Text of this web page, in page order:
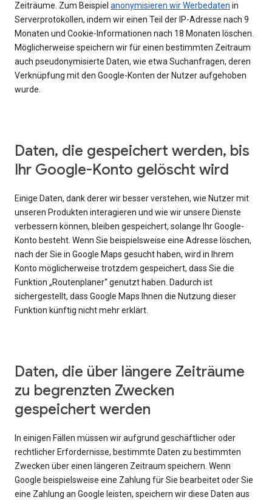
Zeiträume. Zum Beispiel anonymisieren wir Werbedaten in
Serverprotokollen, indem wir einen Teil der IP-Adresse nach 9
Monaten und Cookie-Informationen nach 18 Monaten löschen.
Möglicherweise speichern wir für einen bestimmten Zeitraum
auch pseudonymisierte Daten, wie etwa Suchanfragen, deren
Verknüpfung mit den Google-Konten der Nutzer aufgehoben
wurde.
Daten, die gespeichert werden, bis
Ihr Google-Konto gelöscht wird
Einige Daten, dank derer wir besser verstehen, wie Nutzer mit
unseren Produkten interagieren und wie wir unsere Dienste
verbessern können, bleiben gespeichert, solange Ihr Google-
Konto besteht. Wenn Sie beispielsweise eine Adresse löschen,
nach der Sie in Google Maps gesucht haben, wird in Ihrem
Konto möglicherweise trotzdem gespeichert, dass Sie die
Funktion „Routenplaner“ genutzt haben. Dadurch ist
sichergestellt, dass Google Maps Ihnen die Nutzung dieser
Funktion künftig nicht mehr erklärt.
Daten, die über längere Zeiträume
zu begrenzten Zwecken
gespeichert werden
In einigen Fällen müssen wir aufgrund geschäftlicher oder
rechtlicher Erfordernisse, bestimmte Daten zu bestimmten
Zwecken über einen längeren Zeitraum speichern. Wenn
Google beispielsweise eine Zahlung für Sie bearbeitet oder Sie
eine Zahlung an Google leisten, speichern wir diese Daten aus